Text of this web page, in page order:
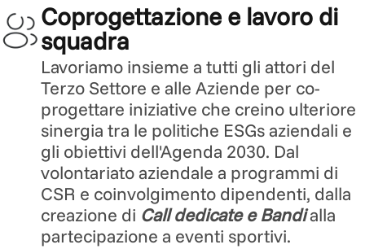
Coprogettazione e lavoro di
squadra
Lavoriamo insieme a tutti gli attori del
Terzo Settore e alle Aziende per co-
progettare iniziative che creino ulteriore
sinergia tra le politiche ESGs aziendali e
gli obiettivi dell'Agenda 2030. Dal
volontariato aziendale a programmi di
CSR e coinvolgimento dipendenti, dalla
creazione di Call dedicate e Bandialla
partecipazione a eventi sportivi.